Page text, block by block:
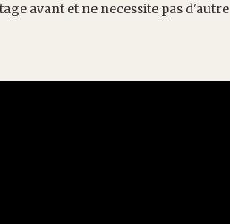
avant et ne necessite pas d'autre